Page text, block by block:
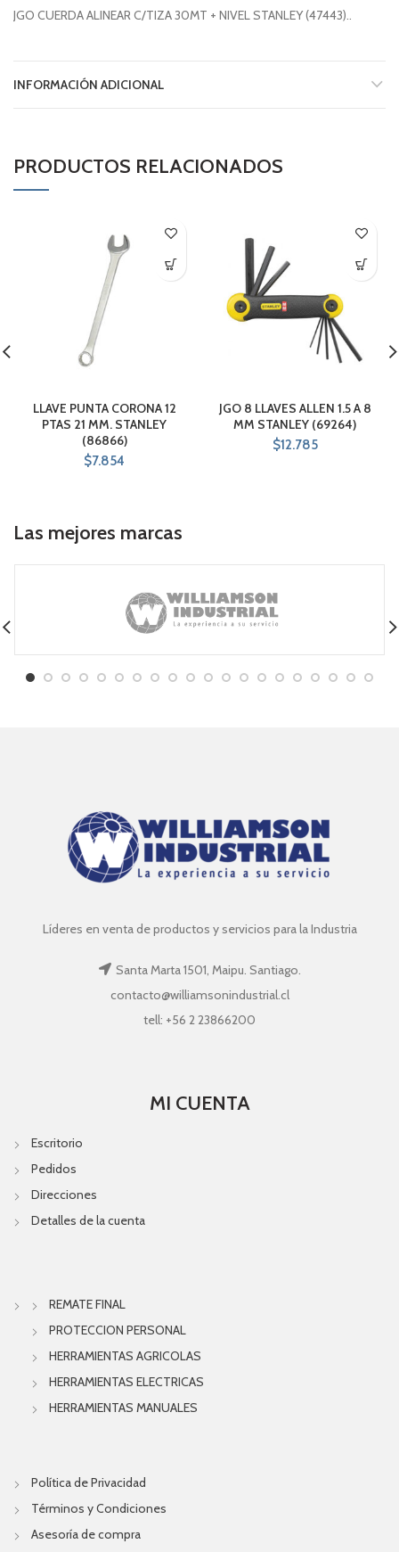
JGO CUERDA ALINEAR C/TIZA 30MT + NIVEL STANLEY (47443)..
INFORMACIÓN ADICIONAL
PRODUCTOS RELACIONADOS
LLAVE PUNTA CORONA 12
PTAS 21 MM. STANLEY
(86866)
$7.854
JGO 8 LLAVES ALLEN 1.5 A 8
MM STANLEY (69264)
$12.785
Las mejores marcas
Líderes en venta de productos y servicios para la Industria
Santa Marta 1501, Maipu. Santiago.
contacto@williamsonindustrial.cl
tell: +56 2 23866200
MI CUENTA
Escritorio
Pedidos
Direcciones
Detalles de la cuenta
REMATE FINAL
PROTECCION PERSONAL
HERRAMIENTAS AGRICOLAS
HERRAMIENTAS ELECTRICAS
HERRAMIENTAS MANUALES
Política de Privacidad
Términos y Condiciones
Asesoría de compra